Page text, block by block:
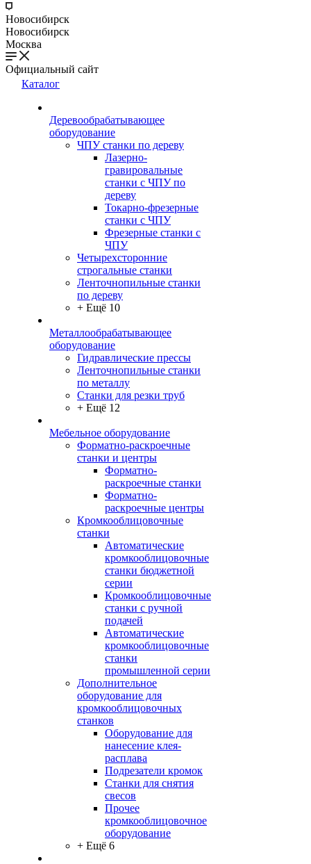
Новосибирск
Новосибирск
Москва
Официальный сайт
Каталог
Деревообрабатывающее
оборудование
ЧПУ станки по дереву
Лазерно-
гравировальные
станки с ЧПУ по
дереву
Токарно-фрезерные
станки с ЧПУ
Фрезерные станки с
ЧПУ
Четырехсторонние
строгальные станки
Ленточнопильные станки
по дереву
+ Ещё 10
Металлообрабатывающее
оборудование
Гидравлические прессы
Ленточнопильные станки
по металлу
Станки для резки труб
+ Ещё 12
Мебельное оборудование
Форматно-раскроечные
станки и центры
Форматно-
раскроечные станки
Форматно-
раскроечные центры
Кромкооблицовочные
станки
Автоматические
кромкооблицовочные
станки бюджетной
серии
Кромкооблицовочные
станки с ручной
подачей
Автоматические
кромкооблицовочные
станки
промышленной серии
Дополнительное
оборудование для
кромкооблицовочных
станков
Оборудование для
нанесение клея-
расплава
Подрезатели кромок
Станки для снятия
свесов
Прочее
кромкооблицовочное
оборудование
+ Ещё 6